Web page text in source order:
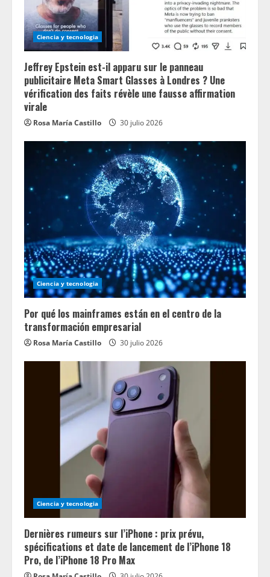
i
n
g
Ciencia y tecnologia
Jeffrey Epstein est-il apparu sur le panneau
publicitaire Meta Smart Glasses à Londres ? Une
vérification des faits révèle une fausse affirmation
virale
Rosa María Castillo 30 julio 2026
Ciencia y tecnologia
Por qué los mainframes están en el centro de la
transformación empresarial
Rosa María Castillo 30 julio 2026
Ciencia y tecnologia
Dernières rumeurs sur l’iPhone : prix prévu,
spécifications et date de lancement de l’iPhone 18
Pro, de l’iPhone 18 Pro Max